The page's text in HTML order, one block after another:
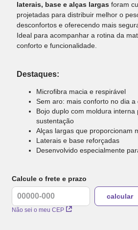
laterais, base e alças largas foram
projetadas para distribuir melhor o
desconfortos e oferecendo mais
Ideal para acompanhar a rotina da
conforto e funcionalidade.
Destaques:
Microfibra macia e respirável
Sem aro: mais conforto no dia a
Bojo duplo com moldura interna
sustentação
Alças largas que proporcionam
Laterais e base reforçadas
Desenvolvido especialmente
Calcule o frete e prazo
Não sei o meu CEP